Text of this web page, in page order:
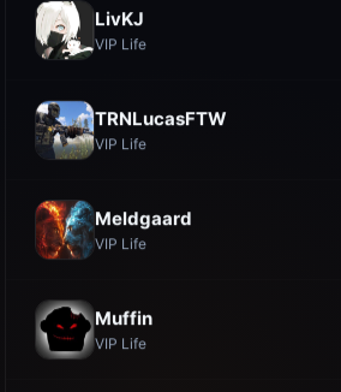
LivKJ
VIP Life
TRNLucasFTW
VIP Life
Meldgaard
VIP Life
Muffin
VIP Life